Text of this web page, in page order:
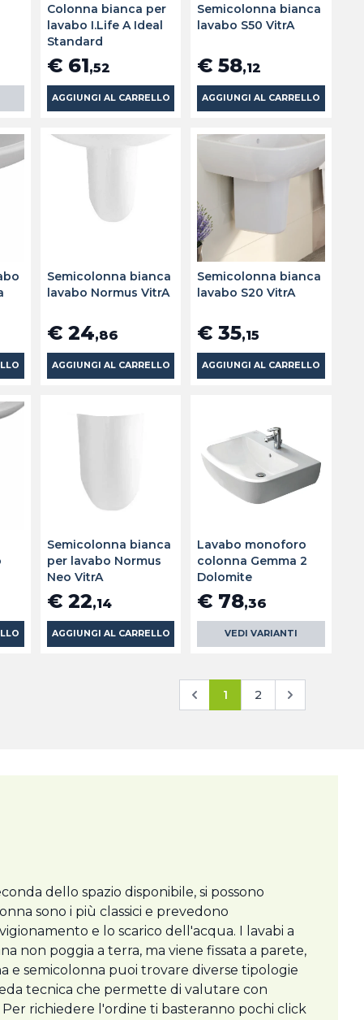
Colonna bianca per
lavabo I.Life A Ideal
Standard
€ 61,52
AGGIUNGI AL CARRELLO
Semicolonna bianca
lavabo S50 VitrA
€ 58,12
AGGIUNGI AL CARRELLO
Semicolonna bianca
lavabo Normus VitrA
€ 24,86
AGGIUNGI AL CARRELLO
Semicolonna bianca
lavabo S20 VitrA
€ 35,15
AGGIUNGI AL CARRELLO
Semicolonna bianca
per lavabo Normus
Neo VitrA
€ 22,14
AGGIUNGI AL CARRELLO
Lavabo monoforo
colonna Gemma 2
Dolomite
€ 78,36
VEDI VARIANTI
1 2
dello spazio disponibile, si possono
sono i più classici e prevedono
e lo scarico dell'acqua. I lavabi a
non poggia a terra, ma viene fissata a parete,
e semicolonna puoi trovare diverse tipologie
tecnica che permette di valutare con
richiedere l'ordine ti basteranno pochi click